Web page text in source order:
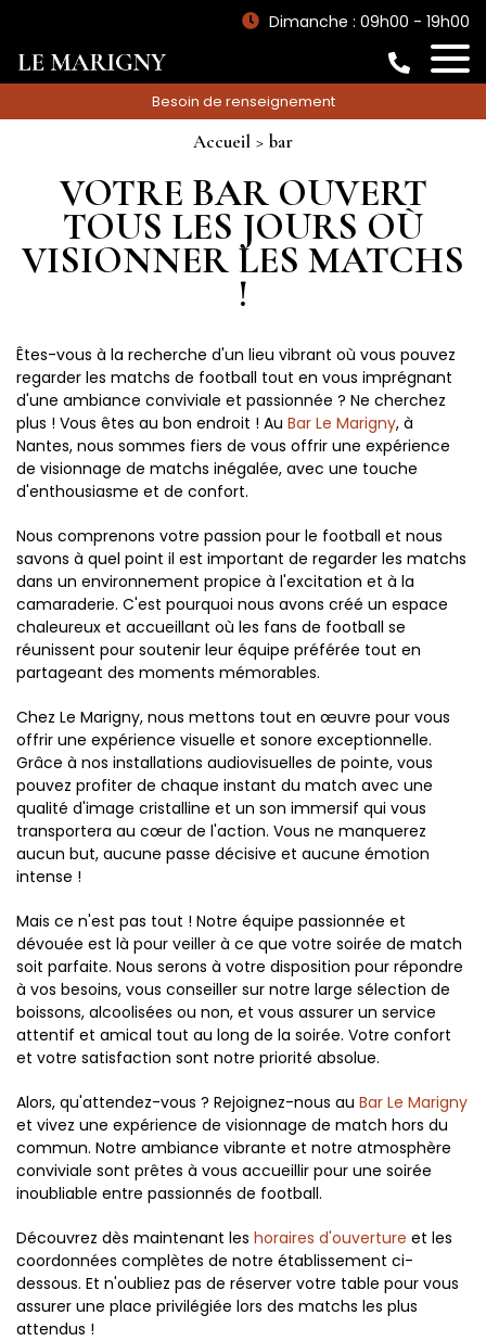
Dimanche : 09h00 - 19h00
Besoin de renseignement
Accueil bar
VOTRE BAR OUVERT
TOUS LES JOURS OÙ
VISIONNER LES MATCHS
!
Êtes-vous à la recherche d'un lieu vibrant où vous pouvez
regarder les matchs de football tout en vous imprégnant
d'une ambiance conviviale et passionnée ? Ne cherchez
plus ! Vous êtes au bon endroit ! Au Bar Le Marigny, à
Nantes, nous sommes fiers de vous offrir une expérience
de visionnage de matchs inégalée, avec une touche
d'enthousiasme et de confort.
Nous comprenons votre passion pour le football et nous
savons à quel point il est important de regarder les matchs
dans un environnement propice à l'excitation et à la
camaraderie. C'est pourquoi nous avons créé un espace
chaleureux et accueillant où les fans de football se
réunissent pour soutenir leur équipe préférée tout en
partageant des moments mémorables.
Chez Le Marigny, nous mettons tout en œuvre pour vous
offrir une expérience visuelle et sonore exceptionnelle.
Grâce à nos installations audiovisuelles de pointe, vous
pouvez profiter de chaque instant du match avec une
qualité d'image cristalline et un son immersif qui vous
transportera au cœur de l'action. Vous ne manquerez
aucun but, aucune passe décisive et aucune émotion
intense !
Mais ce n'est pas tout ! Notre équipe passionnée et
dévouée est là pour veiller à ce que votre soirée de match
soit parfaite. Nous serons à votre disposition pour répondre
à vos besoins, vous conseiller sur notre large sélection de
boissons, alcoolisées ou non, et vous assurer un service
attentif et amical tout au long de la soirée. Votre confort
et votre satisfaction sont notre priorité absolue.
Alors, qu'attendez-vous ? Rejoignez-nous au Bar Le Marigny
et vivez une expérience de visionnage de match hors du
commun. Notre ambiance vibrante et notre atmosphère
conviviale sont prêtes à vous accueillir pour une soirée
inoubliable entre passionnés de football.
Découvrez dès maintenant les horaires d'ouverture et les
coordonnées complètes de notre établissement ci-
dessous. Et n'oubliez pas de réserver votre table pour vous
assurer une place privilégiée lors des matchs les plus
attendus !